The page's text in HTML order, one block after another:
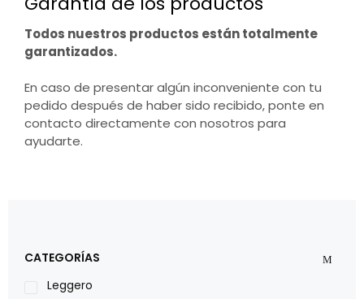
Todos nuestros productos están totalmente
garantizados.
En caso de presentar algún inconveniente con tu
pedido después de haber sido recibido, ponte en
contacto directamente con nosotros para
ayudarte.
CATEGORÍAS
Leggero